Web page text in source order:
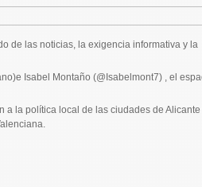
de las noticias, la exigencia informativa y la
Isabel Montaño (@Isabelmont7) , el
a la política local de las ciudades de Alicante